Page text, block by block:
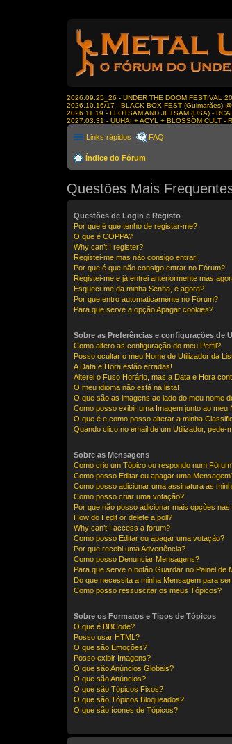
2026.09.25_26 - UNDER THE DOOM FESTIVAL
2026.10.16/17 - BLACK BOX FEST (Guimarães)
2026.11.19 - FLOTSAM AND JETSAM (USA) -
2027.03.31 - UUHAI + ACYL + BLOSSOM CULT -
Links rápidos FAQ
Índice do Fórum
Questões Mais
Questões de Login e Registo
Por que é que tenho de registar-me?
O que é COPPA?
Why can’t I register?
Registei-me mas não consigo entrar!
Por que é que não consigo entrar no Fórum?
Registei-me e já entrei anteriormente mas
Esqueci-me da minha Senha, e agora?
Por que entro automaticamente no Fórum?
Para que serve a opção Apagar cookies?
Sobre as Preferências e configurações de
Como altero as configuração do meu Perfil?
Posso ocultar o meu Nome de Utilizador da
A Data e Hora estão erradas!
Alterei o Fuso Horário, mas a Data e Hora
O meu idioma não está na lista!
O que são as imagens ao lado do meu nome
Como posso exibir uma Imagem junto ao meu
O que é e como posso alterar a minha
Quando clico no email de um Utilizador, pede-
Sobre as Mensagens
Como crio um Tópico ou respondo num
Como posso Editar ou apagar uma
Como posso adicionar uma assinatura às
Como posso criar uma votação?
Por que não posso adicionar mais opções
How do I edit or delete a poll?
Why can’t I access a forum?
Como posso Editar ou apagar uma votação?
Por que recebi uma Advertência?
Como posso Denunciar Mensagens?
Para que serve o botão Guardar no Painel de
Do que necessita a minha Mensagem para
Como posso ressuscitar os meus Tópicos?
Sobre os Formatos e Tipos de Tópicos
O que é BBCode?
Posso usar HTML?
O que são Emoções?
Posso exibir Imagens?
O que são Anúncios Globais?
O que são Anúncios?
O que são Tópicos Fixos?
O que são Tópicos Bloqueados?
O que são ícones de Tópicos?